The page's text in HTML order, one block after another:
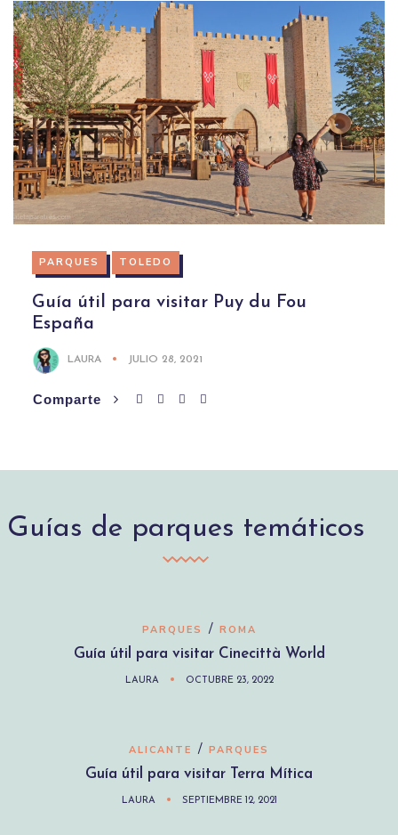
PARQUES TOLEDO
Guía útil para visitar Puy du Fou
España
LAURA JULIO 28, 2021
Comparte
Guías de parques temáticos
PARQUES / ROMA
Guía útil para visitar Cinecittà World
LAURA OCTUBRE 23, 2022
ALICANTE / PARQUES
Guía útil para visitar Terra Mítica
LAURA SEPTIEMBRE 12, 2021